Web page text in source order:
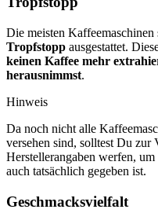
Die meisten
Tropfstopp ausgestattet.
keinen Kaffee mehr
herausnimmst.
Hinweis
Da noch nicht alle
versehen sind, solltest Du
Herstellerangaben werfen,
auch tatsächlich gegeben ist.
Geschmacksvielfalt